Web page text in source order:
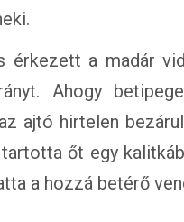
a madár
Ahogy
ajtó hirtelen
őt egy
a hozzá betérő